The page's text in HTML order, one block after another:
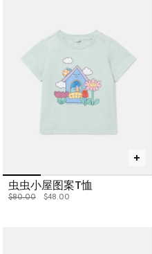
虫虫小屋图案T恤
价格从
$80.00下降至
$48.00